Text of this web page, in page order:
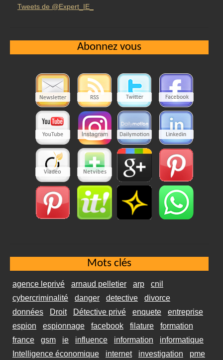
Tweets de @Expert_IE_
Abonnez vous
Mots clés
agence leprivé arnaud pelletier arp
cnil
cybercriminalité
danger detective
divorce
données
Droit Détective privé enquete
entreprise
espion
espionnage facebook filature
formation
france
gsm ie influence information
informatique
Intelligence économique
internet investigation pme